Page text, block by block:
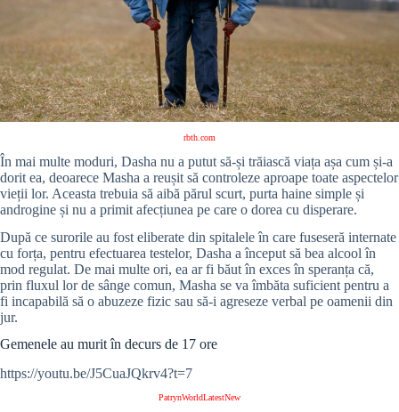
rbth.com
În mai multe moduri, Dasha nu a putut să-și trăiască viața așa cum și-a
dorit ea, deoarece Masha a reușit să controleze aproape toate aspectelor
vieții lor. Aceasta trebuia să aibă părul scurt, purta haine simple și
androgine și nu a primit afecțiunea pe care o dorea cu disperare.
După ce surorile au fost eliberate din spitalele în care fuseseră internate
cu forța, pentru efectuarea testelor, Dasha a început să bea alcool în
mod regulat. De mai multe ori, ea ar fi băut în exces în speranța că,
prin fluxul lor de sânge comun, Masha se va îmbăta suficient pentru a
fi incapabilă să o abuzeze fizic sau să-i agreseze verbal pe oamenii din
jur.
Gemenele au murit în decurs de 17 ore
https://youtu.be/J5CuaJQkrv4?t=7
PatrynWorldLatestNew